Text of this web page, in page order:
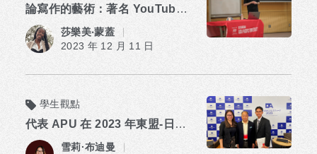
論寫作的藝術：著名 YouTuber Dogen 的研討會
莎樂美‧蒙蓋
2023 年 12 月 11 日
學生觀點
代表 APU 在 2023 年東盟-日本商業周上分享青年聲音
雪莉·布迪曼